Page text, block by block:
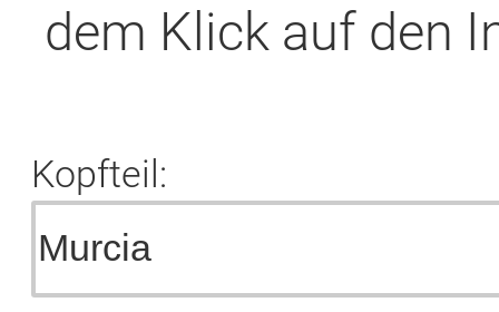
dem Klick auf den
Kopfteil: